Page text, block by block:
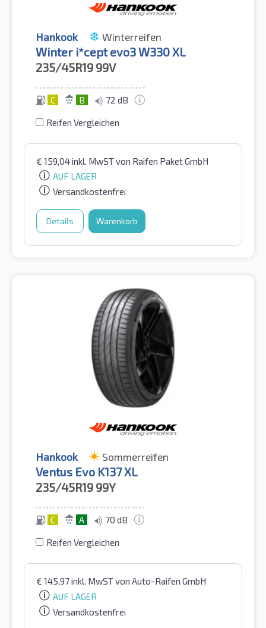
Hankook Winterreifen
Winter i*cept evo3 W330 XL
235/45R19 99V
C B 72 dB
Reifen Vergleichen
€ 159,04inkl. MwSTvon Raifen Paket GmbH
AUF LAGER
Versandkostenfrei
Details Warenkorb
Hankook Sommerreifen
Ventus Evo K137 XL
235/45R19 99Y
C A 70 dB
Reifen Vergleichen
€ 145,97inkl. MwSTvon Auto-Raifen GmbH
AUF LAGER
Versandkostenfrei